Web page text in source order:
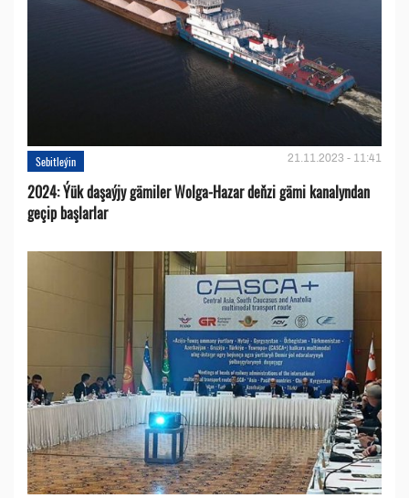
Sebitleýin 21.11.2023 - 11:41
2024: Ýük daşaýjy gämiler Wolga-Hazar deňzi gämi kanalyndan
geçip başlarlar